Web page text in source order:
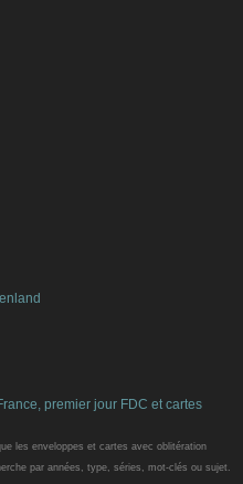
premier jour FDC et cartes
les enveloppes et cartes avec oblitération
par années, type, séries, mot-clés ou sujet.